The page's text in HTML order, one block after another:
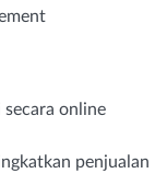
secara online
penjualan